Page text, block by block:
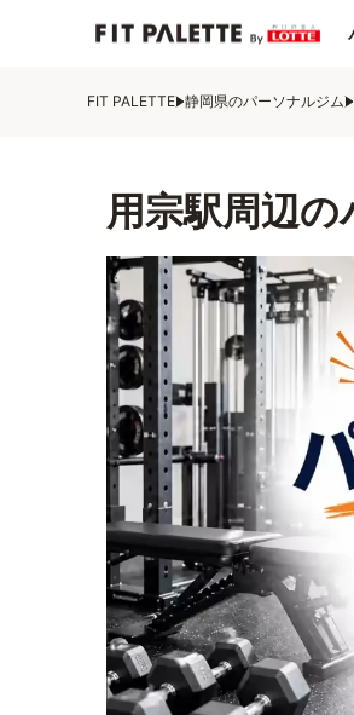
FIT PALETTE 静岡県のパーソナルジム
用宗駅周辺